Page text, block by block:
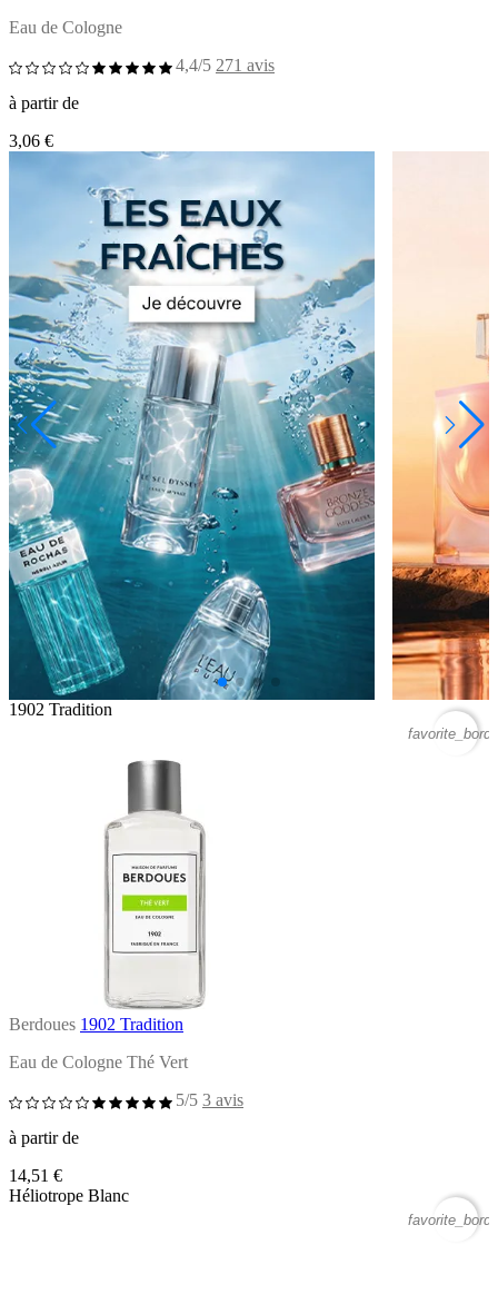
Eau de Cologne
4,4/5 271 avis
à partir de
3,06 €
1902 Tradition
Berdoues 1902 Tradition
Eau de Cologne Thé Vert
5/5 3 avis
à partir de
14,51 €
Héliotrope Blanc